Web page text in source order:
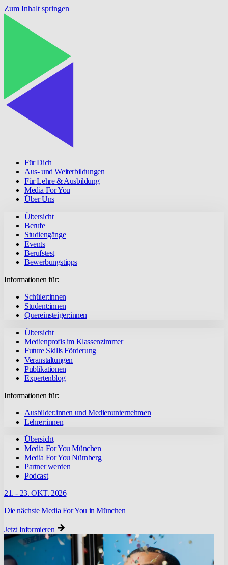
Zum Inhalt springen
Für Dich
Aus- und Weiterbildungen
Für Lehre & Ausbildung
Media For You
Über Uns
Übersicht
Berufe
Studiengänge
Events
Berufstest
Bewerbungstipps
Informationen für:
Schüler:innen
Student:innen
Quereinsteiger:innen
Übersicht
Medienprofis im Klassenzimmer
Future Skills Förderung
Veranstaltungen
Publikationen
Expertenblog
Informationen für:
Ausbilder:innen und Medienunternehmen
Lehrer:innen
Übersicht
Media For You München
Media For You Nürnberg
Partner werden
Podcast
21. - 23. OKT. 2026
Die nächste Media For You in München
Jetzt Informieren